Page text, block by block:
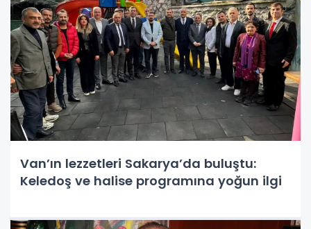
Van’ın lezzetleri Sakarya’da buluştu:
Keledoş ve halise programına yoğun ilgi